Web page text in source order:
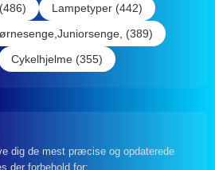
Lampetyper (442)
(389)
Cykelhjelme (355)
dig de mest præcise og opdaterede
der forbehold for: